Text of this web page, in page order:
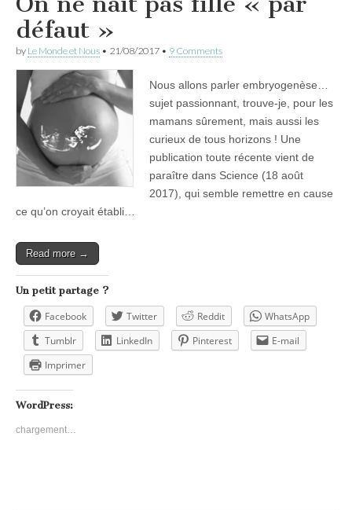
défaut »
by Le Monde et Nous • 21/08/2017 • 9 Comments
Nous allons parler embryogenèse…
sujet passionnant, trouve-je, pour les
mamans sûrement, mais aussi les
curieux de tous horizons ! Une
publication toute récente vient de
paraître dans Science (18 août
2017), qui semble remettre en cause
ce qu’on croyait établi…
Read more →
Un petit partage ?
Facebook Twitter Reddit
WhatsApp
Tumblr
LinkedIn Pinterest
E-mail
Imprimer
WordPress:
chargement…